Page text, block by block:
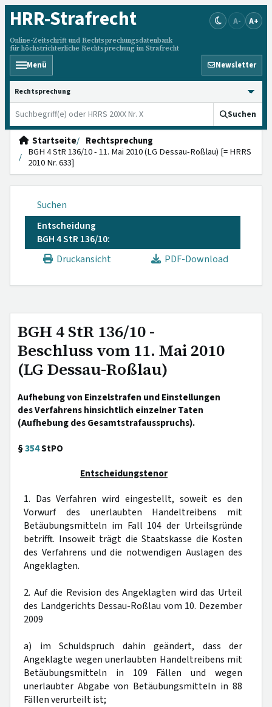
HRR-Strafrecht
Online-Zeitschrift und Rechtsprechungsdatenbank
für höchstrichterliche Rechtsprechung im Strafrecht
A- A+
Menü Newsletter
HRRS durchsuchen
Suchen
Startseite
Rechtsprechung
BGH 4 StR 136/10 - 11. Mai 2010 (LG Dessau-Roßlau) [= HRRS
2010 Nr. 633]
Suchen
Entscheidung
BGH 4 StR 136/10:
Druckansicht
PDF-Download
BGH 4 StR 136/10 -
Beschluss vom 11. Mai 2010
(LG Dessau-Roßlau)
Aufhebung von Einzelstrafen und Einstellungen
des Verfahrens hinsichtlich einzelner Taten
(Aufhebung des Gesamtstrafausspruchs).
§354StPO
Entscheidungstenor
1. Das Verfahren wird eingestellt, soweit es den
Vorwurf des unerlaubten Handeltreibens mit
Betäubungsmitteln im Fall 104 der Urteilsgründe
betrifft. Insoweit trägt die Staatskasse die Kosten
des Verfahrens und die notwendigen Auslagen des
Angeklagten.
2. Auf die Revision des Angeklagten wird das Urteil
des Landgerichts Dessau-Roßlau vom 10. Dezember
2009
a) im Schuldspruch dahin geändert, dass der
Angeklagte wegen unerlaubten Handeltreibens mit
Betäubungsmitteln in 109 Fällen und wegen
unerlaubter Abgabe von Betäubungsmitteln in 88
Fällen verurteilt ist;